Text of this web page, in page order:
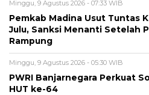
Minggu, 9 Agustus 2026 - 07:33 WIB
Pemkab Madina Usut Tuntas
Julu, Sanksi Menanti Setelah
Rampung
Minggu, 9 Agustus 2026 - 05:30 WIB
PWRI Banjarnegara Perkuat
HUT ke-64